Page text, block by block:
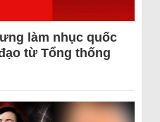
làm nhục quốc
từ Tổng thống